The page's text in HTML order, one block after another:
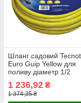
Шланг садовий
Euro Guip Yellow для
поливу діаметр 1/2
(EGY 1/2 50)
1 236,92 ₴
1 374,35 ₴